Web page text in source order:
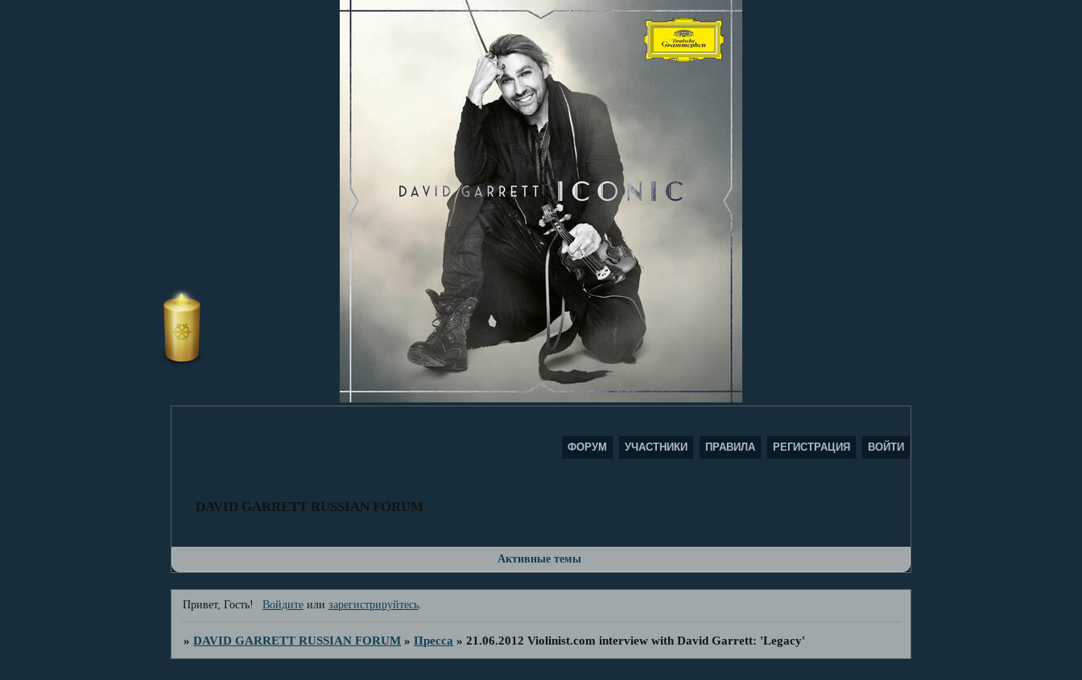
DAVID GARRETT RUSSIAN FORUM
ФОРУМ УЧАСТНИКИ ПРАВИЛА РЕГИСТРАЦИЯ ВОЙТИ
Активные темы
Привет, Гость! Войдитеили зарегистрируйтесь.
»DAVID GARRETT RUSSIAN FORUM »Пресса »21.06.2012 Violinist.com interview with David Garrett: 'Legacy'